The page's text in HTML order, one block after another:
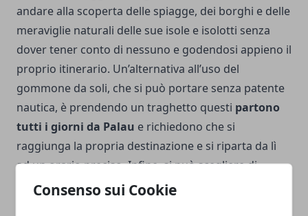
Consenso sui Cookie
andare alla scoperta delle spiagge, dei borghi e delle
meraviglie naturali delle sue isole e isolotti senza
dover tener conto di nessuno e godendosi appieno il
proprio itinerario. Un’alternativa all’uso del
gommone da soli, che si può portare senza patente
nautica, è prendendo un traghetto questi partono
tutti i giorni da Palau e richiedono che si
raggiunga la propria destinazione e si riparta da lì
ad un orario preciso. Infine, si può scegliere di
partecipare a dei viaggi e tour organizzati